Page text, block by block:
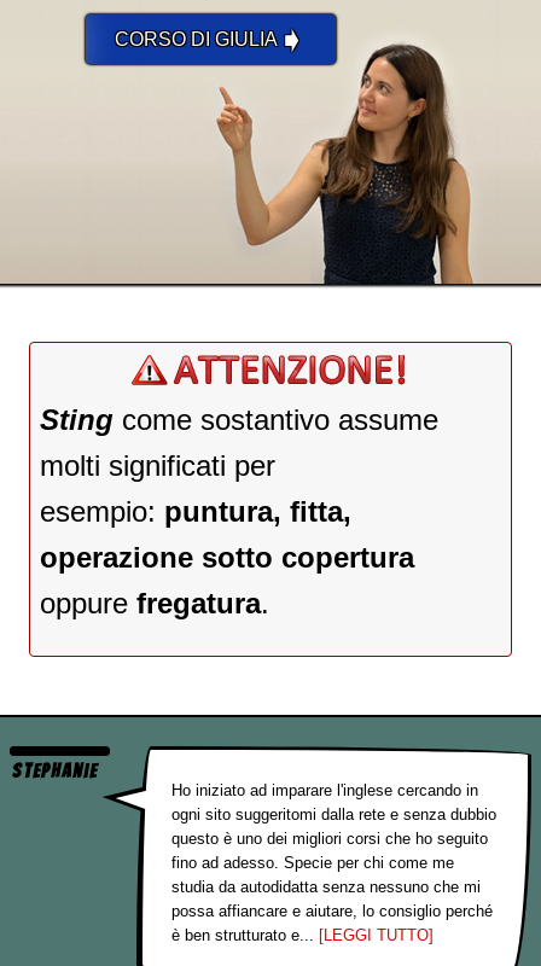
CORSO DI GIULIA➧
Sting come sostantivo assume
molti significati per
esempio: puntura, fitta,
operazione sotto copertura
oppure fregatura.
Stephanie
Ho iniziato ad imparare l'inglese cercando in
ogni sito suggeritomi dalla rete e senza dubbio
questo è uno dei migliori corsi che ho seguito
fino ad adesso. Specie per chi come me
studia da autodidatta senza nessuno che mi
possa affiancare e aiutare, lo consiglio perché
è ben strutturato e... [LEGGI TUTTO]